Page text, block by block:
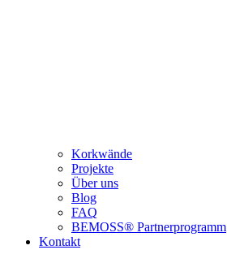
Korkwände
Projekte
Über uns
Blog
FAQ
BEMOSS® Partnerprogramm​
Kontakt